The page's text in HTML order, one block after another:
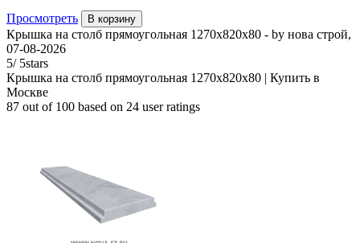
Просмотреть В корзину
Крышка на столб прямоугольная 1270х820х80 - by нова строй,
07-08-2026
5/ 5stars
Крышка на столб прямоугольная 1270х820х80 | Купить в
Москве
87 out of 100 based on 24 user ratings